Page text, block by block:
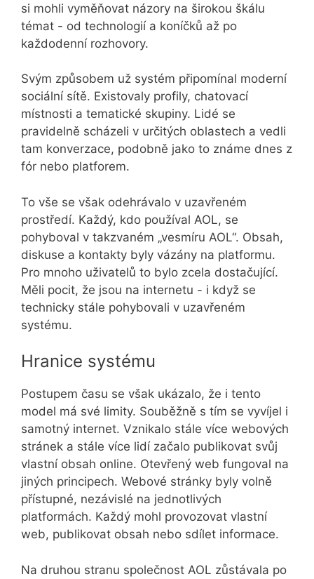
si mohli vyměňovat názory na širokou škálu
témat - od technologií a koníčků až po
každodenní rozhovory.
Svým způsobem už systém připomínal moderní
sociální sítě. Existovaly profily, chatovací
místnosti a tematické skupiny. Lidé se
pravidelně scházeli v určitých oblastech a vedli
tam konverzace, podobně jako to známe dnes z
fór nebo platforem.
To vše se však odehrávalo v uzavřeném
prostředí. Každý, kdo používal AOL, se
pohyboval v takzvaném „vesmíru AOL“. Obsah,
diskuse a kontakty byly vázány na platformu.
Pro mnoho uživatelů to bylo zcela dostačující.
Měli pocit, že jsou na internetu - i když se
technicky stále pohybovali v uzavřeném
systému.
Hranice systému
Postupem času se však ukázalo, že i tento
model má své limity. Souběžně s tím se vyvíjel i
samotný internet. Vznikalo stále více webových
stránek a stále více lidí začalo publikovat svůj
vlastní obsah online. Otevřený web fungoval na
jiných principech. Webové stránky byly volně
přístupné, nezávislé na jednotlivých
platformách. Každý mohl provozovat vlastní
web, publikovat obsah nebo sdílet informace.
Na druhou stranu společnost AOL zůstávala po